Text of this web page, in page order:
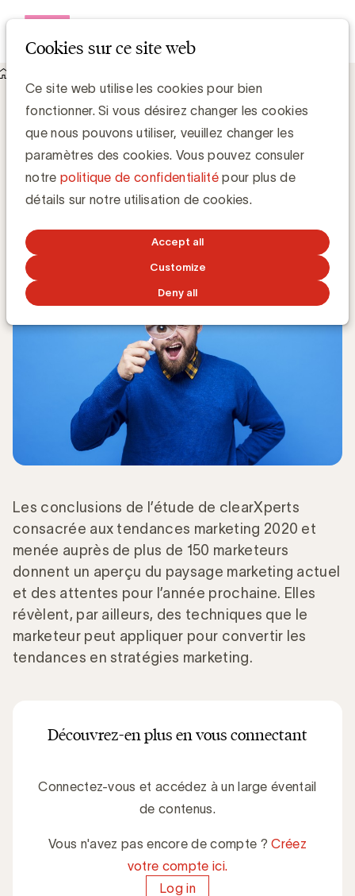
Cookies sur ce site web
Ce site web utilise les cookies pour bien
fonctionner. Si vous désirez changer les cookies
que nous pouvons utiliser, veuillez changer les
paramètres des cookies. Vous pouvez consuler
notre politique de confidentialitépour plus de
détails sur notre utilisation de cookies.
Accept all
Customize
Deny all
Quelles tendances s’invitent-elles dans les plans marketing
2020 ?
Quelles tendances s’invitent-elles dans
les plans marketing 2020 ?
Simone Ruseler, Knowledge Manager
2 DÉCEMBRE 2019
Les conclusions de l’étude de clearXperts
consacrée aux tendances marketing 2020 et
menée auprès de plus de 150 marketeurs
donnent un aperçu du paysage marketing actuel
et des attentes pour l’année prochaine. Elles
révèlent, par ailleurs, des techniques que le
marketeur peut appliquer pour convertir les
tendances en stratégies marketing.
Découvrez-en plus en vous connectant
Connectez-vous et accédez à un large éventail
de contenus.
Vous n'avez pas encore de compte ?Créez
votre compte ici.
Log in